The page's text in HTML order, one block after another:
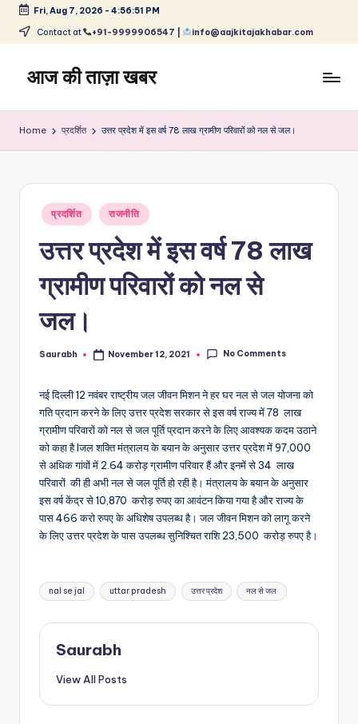
Skip
content
Fri, Aug 7, 2026 - 4:56:52 PM
Contact at +91-9999906547 | info@aajkitajakhabar.com
आज की ताज़ा खबर
मनोरंजन,
व्यापार
विश्व
Home प्रदर्शित उत्तर प्रदेश में इस वर्ष 78 लाख ग्रामीण परिवारों को नल से जल।
Posted
in
प्रदर्शित राजनीति
उत्तर प्रदेश में इस वर्ष 78 लाख
ग्रामीण परिवारों को नल से
जल।
Posted
Saurabh November 12, 2021 No Comments
नई दिल्ली 12 नवंबर राष्ट्रीय जल जीवन मिशन ने हर घर नल से जल योजना को
गति प्रदान करने के लिए उत्तर प्रदेश सरकार से इस वर्ष राज्य में 78 लाख
ग्रामीण परिवारों को नल से जल पूर्ति प्रदान करने के लिए आवश्यक कदम उठाने
को कहा है lजल शक्ति मंत्रालय के बयान के अनुसार उत्तर प्रदेश में 97,000
से अधिक गांवों में 2.64 करोड़ ग्रामीण परिवार हैं और इनमें से 34 लाख
परिवारों की ही अभी नल से जल पूर्ति हो रही है। मंत्रालय के बयान के अनुसार
इस वर्ष केंद्र से 10,870 करोड़ रुपए का आवंटन किया गया है और राज्य के
पास 466 करो रुपए के अधिशेष उपलब्ध है। जल जीवन मिशन को लागू करने
के लिए उत्तर प्रदेश के पास उपलब्ध सुनिश्चित राशि 23,500 करोड़ रुपए है।
Tags:
nal se jal uttar pradesh उत्तर प्रदेश नल से जल
Saurabh
View All Posts